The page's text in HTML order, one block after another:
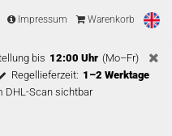
Impressum Warenkorb
bis 12:00 Uhr (Mo–Fr)
Regellieferzeit: 1–2 Werktage
DHL-Scan sichtbar